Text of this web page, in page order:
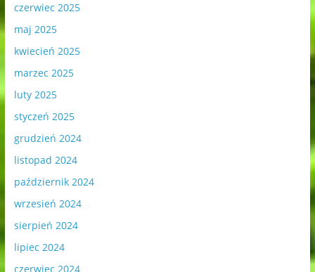
czerwiec 2025
maj 2025
kwiecień 2025
marzec 2025
luty 2025
styczeń 2025
grudzień 2024
listopad 2024
październik 2024
wrzesień 2024
sierpień 2024
lipiec 2024
czerwiec 2024